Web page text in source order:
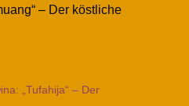
– Der köstliche